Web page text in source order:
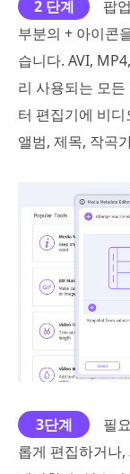
2 단계
팝
부분의 + 아이콘
습니다. AVI,
리 사용되는 모
터 편집기에 비
앨범, 제목, 작곡
3단계
필
롭게 편집하거나